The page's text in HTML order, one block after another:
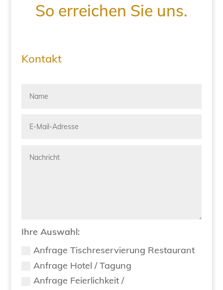
So erreichen Sie uns.
Kontakt
Ihre Auswahl:
Anfrage Tischreservierung Restaurant
Anfrage Hotel / Tagung
Anfrage Feierlichkeit /